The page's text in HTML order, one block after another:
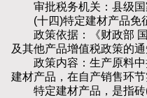
审批税务机关：县级国
(十四)特定建材产品免
政策依据：《财政部 国
及其他产品增值税政策的
政策内容：生产原料中
建材产品，在自产销售环节
特定建材产品，是指砖(